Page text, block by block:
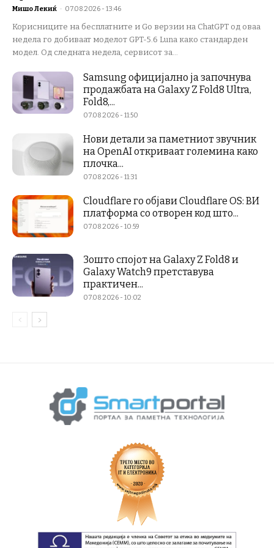
Мишо Лекиќ - 07.08.2026 - 13:46
Корисниците на бесплатните и Go верзии на ChatGPT од оваа
недела го добиваат моделот GPT-5.6 Luna како стандарден
модел. Од следната недела, сервисот за...
Samsung официјално ја започнува
продажбата на Galaxy Z Fold8 Ultra,
Fold8,...
07.08.2026 - 11:50
Нови детали за паметниот звучник
на OpenAI откриваат големина како
плочка...
07.08.2026 - 11:31
Cloudflare го објави Cloudflare OS: ВИ
платформа со отворен код што...
07.08.2026 - 10:59
Зошто спојот на Galaxy Z Fold8 и
Galaxy Watch9 претставува
практичен...
07.08.2026 - 10:02